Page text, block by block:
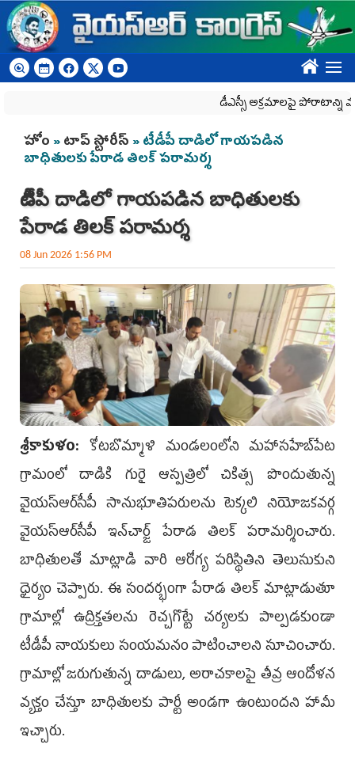
Skip to main content
????
డీఎస్సీ అక్రమాలపై పోరాటాన్ని
You are here
హోం »టాప్ స్టోరీస్ » టీడీపీ దాడిలో గాయపడిన
బాధితుల‌కు పేరాడ తిలక్ ప‌రామ‌ర్శ‌
టీడీపీ దాడిలో గాయపడిన బాధితుల‌కు
పేరాడ తిలక్ ప‌రామ‌ర్శ‌
08 Jun 2026 1:56 PM
శ్రీ‌కాకుళం:కోటబొమ్మాళి మండలంలోని మహాసహేబ్‌పేట
గ్రామంలో దాడికి గురై ఆస్పత్రిలో చికిత్స పొందుతున్న
వైయ‌స్ఆర్‌సీపీ సానుభూతిపరులను టెక్కలి నియోజకవర్గ
వైయ‌స్ఆర్‌సీపీ ఇన్‌చార్జ్ పేరాడ తిలక్ పరామర్శించారు.
బాధితులతో మాట్లాడి వారి ఆరోగ్య పరిస్థితిని తెలుసుకుని
ధైర్యం చెప్పారు. ఈ సందర్భంగా పేరాడ తిలక్ మాట్లాడుతూ
గ్రామాల్లో ఉద్రిక్తతలను రెచ్చగొట్టే చర్యలకు పాల్పడకుండా
టీడీపీ నాయకులు సంయమనం పాటించాలని సూచించారు.
గ్రామాల్లో జరుగుతున్న దాడులు, అరాచకాలపై తీవ్ర ఆందోళన
వ్యక్తం చేస్తూ బాధితులకు పార్టీ అండగా ఉంటుందని హామీ
ఇచ్చారు.